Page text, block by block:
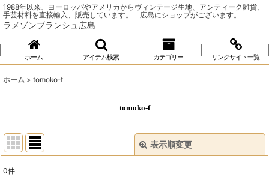
1988年以来、ヨーロッパやアメリカからヴィンテージ生地、アンティーク雑貨、
手芸材料を直接輸入、販売しています。 広島にショップがございます。
ラメゾンブランシュ広島
ホーム アイテム検索 カテゴリー リンクサイト一覧
ホーム > tomoko-f
tomoko-f
表示順変更
0件